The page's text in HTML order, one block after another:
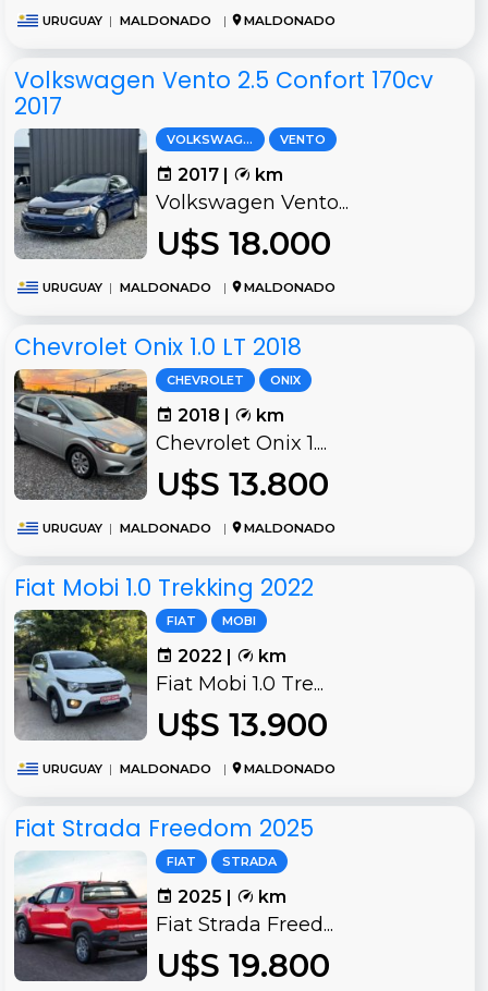
URUGUAY | MALDONADO | MALDONADO
Volkswagen Vento 2.5 Confort 170cv
2017
VOLKSWAGEN VENTO
2017 | km
Volkswagen Vento...
U$S 18.000
URUGUAY | MALDONADO | MALDONADO
Chevrolet Onix 1.0 LT 2018
CHEVROLET ONIX
2018 | km
Chevrolet Onix 1....
U$S 13.800
URUGUAY | MALDONADO | MALDONADO
Fiat Mobi 1.0 Trekking 2022
FIAT MOBI
2022 | km
Fiat Mobi 1.0 Tre...
U$S 13.900
URUGUAY | MALDONADO | MALDONADO
Fiat Strada Freedom 2025
FIAT STRADA
2025 | km
Fiat Strada Freed...
U$S 19.800